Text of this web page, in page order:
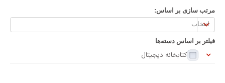
مرتب سازی بر اساس:
مرتب
سازی
بر
اساس:
فیلتر بر اساس دسته‌ها
کتابخانه دیجیتال